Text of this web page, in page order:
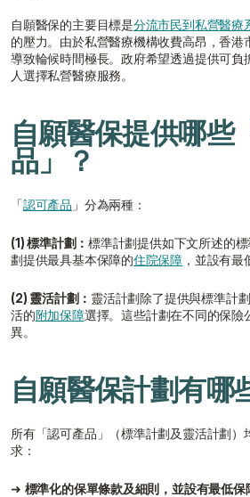
自願醫保的主要目標是分流市民到私營醫療
的壓力。由於私營醫療機構收費高昂，香港
導致輪候時間極長。政府希望透過提供可負
人選擇私營醫療服務。
自願醫保提供哪些
品」？
「認可產品 」分為兩種：
(1) 標準計劃：標準計劃提供如下文所述的
劃提供最具基本保障的住院保障 ，並設有最
(2) 靈活計劃： 靈活計劃除了提供與標準計
活的附加保障選擇。這些計劃在不同的保險
異。
自願醫保計劃有哪
所有「認可產品」（標準計劃及靈活計劃）
求：
➜ 標準化的保單條款及細則，並設有最低保